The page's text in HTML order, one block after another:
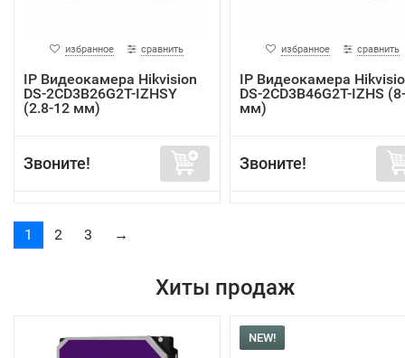
избранное сравнить
IP Видеокамера Hikvision
DS-2CD3B26G2T-IZHSY
(2.8-12 мм)
Звоните!
избранное сравнить
IP Видеокамера
DS-2CD3B46G2T-IZHS
мм)
Звоните!
1 2 3 →
Хиты продаж
NEW!